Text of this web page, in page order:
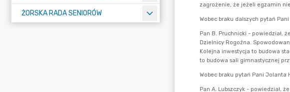
ŻORSKA RADA SENIORÓW